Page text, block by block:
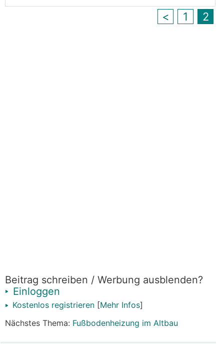
< 1 2
Beitrag schreiben / Werbung ausblenden?
Einloggen
Kostenlos registrieren [Mehr Infos]
Nächstes Thema: Fußbodenheizung im Altbau